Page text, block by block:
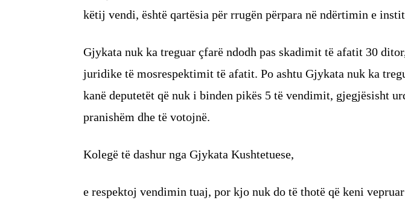
këtij vendi, është qartësia për rrugën përpara në ndërtimin e
Gjykata nuk ka treguar çfarë ndodh pas skadimit të afatit 30
juridike të mosrespektimit të afatit. Po ashtu Gjykata nuk ka
kanë deputetët që nuk i binden pikës 5 të vendimit, gjegjësisht
pranishëm dhe të votojnë.
Kolegë të dashur nga Gjykata Kushtetuese,
e respektoj vendimin tuaj, por kjo nuk do të thotë që keni